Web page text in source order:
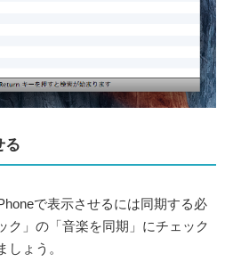
る
で表示させるには同期する必
ク」の「音楽を同期」にチェック
しょう。